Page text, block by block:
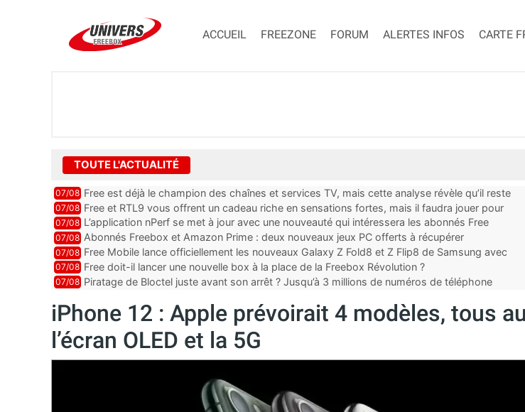
ACCUEIL FREEZONE FORUM ALERTES INFOS CARTE
TOUTE L'ACTUALITÉ
07/08 Free est déjà le champion des chaînes et services TV, mais cette analyse révèle qu’il reste
encore au moin...
07/08 Free et RTL9 vous offrent un cadeau riche en sensations fortes, mais il faudra jouer pour
l’obtenir
07/08 L’application nPerf se met à jour avec une nouveauté qui intéressera les abonnés Free
Mobile, Orange, SFR ...
07/08 Abonnés Freebox et Amazon Prime : deux nouveaux jeux PC offerts à récupérer
07/08 Free Mobile lance officiellement les nouveaux Galaxy Z Fold8 et Z Flip8 de Samsung avec
des promos et des cadeaux
07/08 Free doit-il lancer une nouvelle box à la place de la Freebox Révolution ?
07/08 Piratage de Bloctel juste avant son arrêt ? Jusqu’à 3 millions de numéros de téléphone
iPhone 12 : Apple prévoirait 4 modèles, tous
l’écran OLED et la 5G